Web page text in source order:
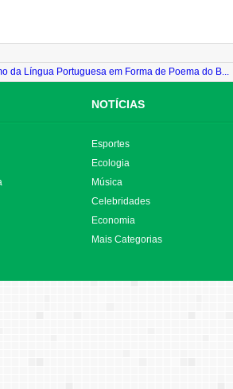
da Língua Portuguesa em Forma de Poema do B...
NOTÍCIAS
Esportes
Ecologia
Música
Celebridades
Economia
Mais Categorias